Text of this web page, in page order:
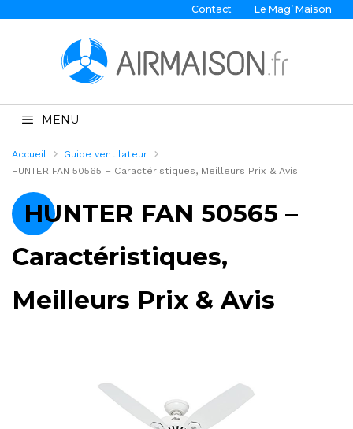
Contact Le Mag’ Maison
MENU
Accueil
Guide ventilateur
HUNTER FAN 50565 – Caractéristiques, Meilleurs Prix & Avis
HUNTER FAN 50565 –
Caractéristiques,
Meilleurs Prix & Avis